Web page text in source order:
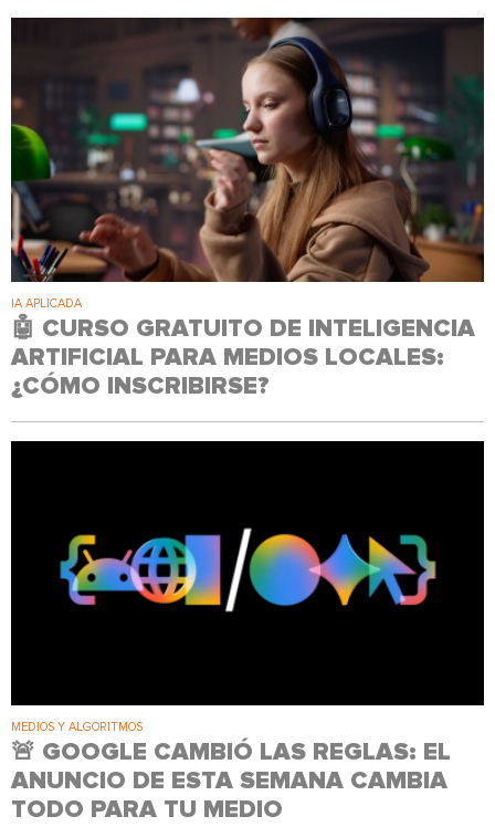
IA APLICADA
🤖 CURSO GRATUITO DE INTELIGENCIA
ARTIFICIAL PARA MEDIOS LOCALES:
¿CÓMO INSCRIBIRSE?
MEDIOS Y ALGORITMOS
🚨 ​​​​​​​GOOGLE CAMBIÓ LAS REGLAS: EL
ANUNCIO DE ESTA SEMANA CAMBIA
TODO PARA TU MEDIO